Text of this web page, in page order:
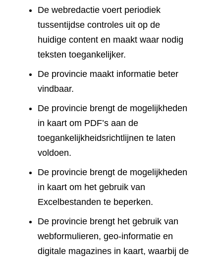
De webredactie voert periodiek
tussentijdse controles uit op de
huidige content en maakt waar nodig
teksten toegankelijker.
De provincie maakt informatie beter
vindbaar.
De provincie brengt de mogelijkheden
in kaart om PDF’s aan de
toegankelijkheidsrichtlijnen te laten
voldoen.
De provincie brengt de mogelijkheden
in kaart om het gebruik van
Excelbestanden te beperken.
De provincie brengt het gebruik van
webformulieren, geo-informatie en
digitale magazines in kaart, waarbij de